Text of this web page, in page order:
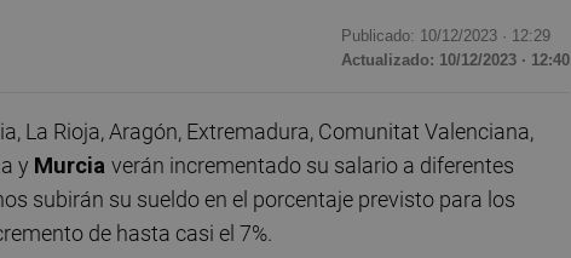
Publicado: 10/12/2023 · 12:29
Actualizado: 10/12/2023 · 12:40
La Rioja, Aragón, Extremadura, Comunitat Valenciana,
y Murcia verán incrementado su salario a diferentes
subirán su sueldo en el porcentaje previsto para los
de hasta casi el 7%.